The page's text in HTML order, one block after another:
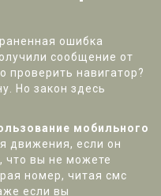
ошибка
сообщение от
проверить навигатор?
Но закон здесь
мобильного
движения, если он
что вы не можете
номер, читая смс
если вы